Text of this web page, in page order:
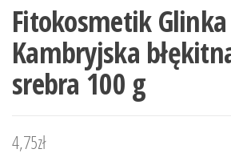
Fitokosmetik Glinka
Kambryjska
srebra 100 g
4,75zł